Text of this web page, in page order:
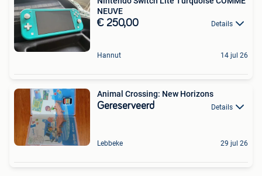
NEUVE
€ 250,00 Details
Hannut 14 jul 26
Animal Crossing: New Horizons
Gereserveerd Details
Lebbeke 29 jul 26